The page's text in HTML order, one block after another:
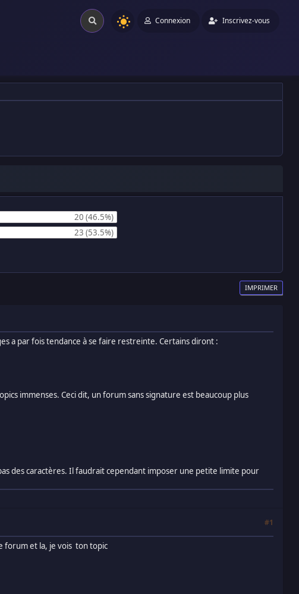
Connexion Inscrivez-vous
20 (46.5%)
23 (53.5%)
IMPRIMER
a par fois tendance à se faire restreinte. Certains diront :
immenses. Ceci dit, un forum sans signature est beaucoup plus
des caractères. Il faudrait cependant imposer une petite limite pour
#1
forum et la, je vois ton topic